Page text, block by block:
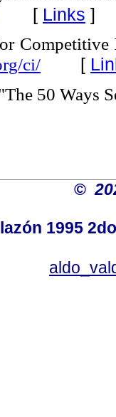
[ Links ]
Competitive
ci/ [
50 Ways
©
1995